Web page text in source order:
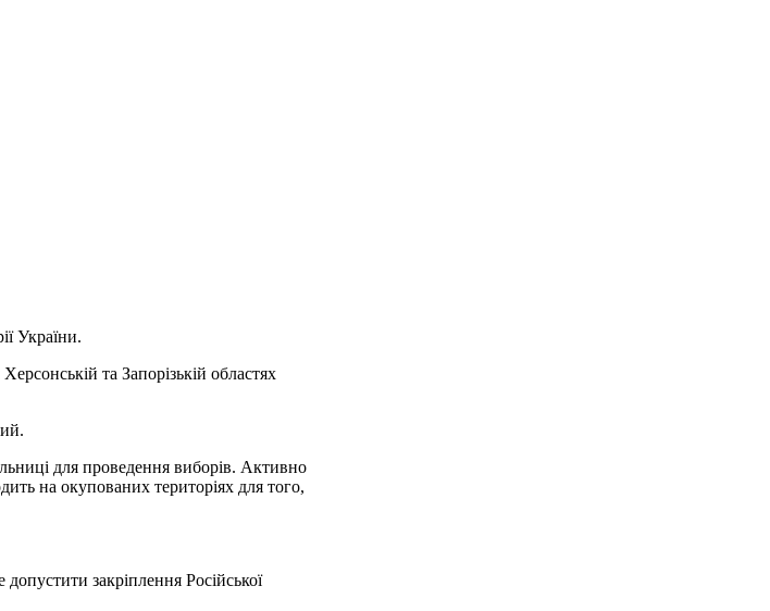
України.
та Запорізькій областях
для проведення виборів. Активно
на окупованих територіях для того,
закріплення Російської